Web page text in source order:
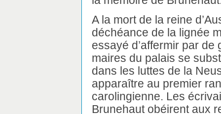
A la mort de la reine
déchéance de la lignée
essayé d’affermir par de
maires du palais se
dans les luttes de la
apparaître au premier
carolingienne. Les
Brunehaut obéirent aux